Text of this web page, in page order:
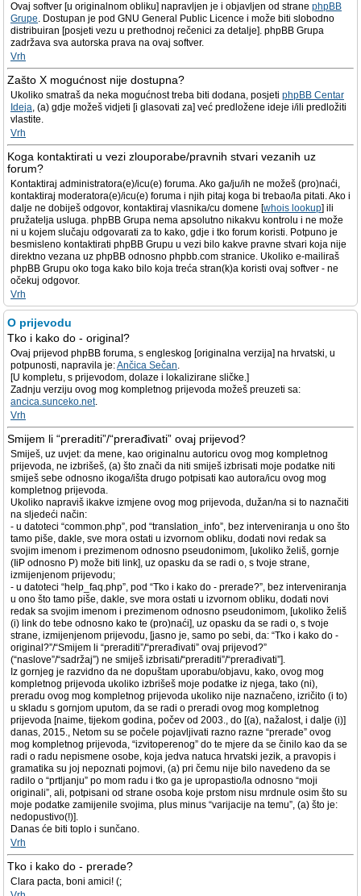
Ovaj softver [u originalnom obliku] napravljen je i objavljen od strane phpBB
Grupe. Dostupan je pod GNU General Public Licence i može biti slobodno
distribuiran [posjeti vezu u prethodnoj rečenici za detalje]. phpBB Grupa
zadržava sva autorska prava na ovaj softver.
Vrh
Zašto X mogućnost nije dostupna?
Ukoliko smatraš da neka mogućnost treba biti dodana, posjeti phpBB Centar
Ideja, (a) gdje možeš vidjeti [i glasovati za] već predložene ideje i/ili predložiti
vlastite.
Vrh
Koga kontaktirati u vezi zlouporabe/pravnih stvari vezanih uz
forum?
Kontaktiraj administratora(e)/icu(e) foruma. Ako ga/ju/ih ne možeš (pro)naći,
kontaktiraj moderatora(e)/icu(e) foruma i njih pitaj koga bi trebao/la pitati. Ako i
dalje ne dobiješ odgovor, kontaktiraj vlasnika/cu domene [whois lookup] ili
pružatelja usluga. phpBB Grupa nema apsolutno nikakvu kontrolu i ne može
ni u kojem slučaju odgovarati za to kako, gdje i tko forum koristi. Potpuno je
besmisleno kontaktirati phpBB Grupu u vezi bilo kakve pravne stvari koja nije
direktno vezana uz phpBB odnosno phpbb.com stranice. Ukoliko e-mailiraš
phpBB Grupu oko toga kako bilo koja treća stran(k)a koristi ovaj softver - ne
očekuj odgovor.
Vrh
O prijevodu
Tko i kako do - original?
Ovaj prijevod phpBB foruma, s engleskog [originalna verzija] na hrvatski, u
potpunosti, napravila je:Ančica Sečan.
[U kompletu, s prijevodom, dolaze i lokalizirane sličke.]
Zadnju verziju ovog mog kompletnog prijevoda možeš preuzeti sa:
ancica.sunceko.net.
Vrh
Smijem li “preraditi”/“prerađivati” ovaj prijevod?
Smiješ, uz uvjet: da mene, kao originalnu autoricu ovog mog kompletnog
prijevoda, ne izbrišeš, (a) što znači da niti smiješ izbrisati moje podatke niti
smiješ sebe odnosno ikoga/išta drugo potpisati kao autora/icu ovog mog
kompletnog prijevoda.
Ukoliko napraviš ikakve izmjene ovog mog prijevoda, dužan/na si to naznačiti
na sljedeći način:
- u datoteci “common.php”, pod “translation_info”, bez interveniranja u ono što
tamo piše, dakle, sve mora ostati u izvornom obliku, dodati novi redak sa
svojim imenom i prezimenom odnosno pseudonimom, [ukoliko želiš, gornje
(IiP odnosno P) može biti link], uz opasku da se radi o, s tvoje strane,
izmijenjenom prijevodu;
- u datoteci “help_faq.php”, pod “Tko i kako do - prerade?”, bez interveniranja
u ono što tamo piše, dakle, sve mora ostati u izvornom obliku, dodati novi
redak sa svojim imenom i prezimenom odnosno pseudonimom, [ukoliko želiš
(i) link do tebe odnosno kako te (pro)naći], uz opasku da se radi o, s tvoje
strane, izmijenjenom prijevodu, [jasno je, samo po sebi, da: “Tko i kako do -
original?”/“Smijem li “preraditi”/“prerađivati” ovaj prijevod?”
(“naslove”/“sadržaj”) ne smiješ izbrisati/“preraditi”/“prerađivati”].
Iz gornjeg je razvidno da ne dopuštam uporabu/objavu, kako, ovog mog
kompletnog prijevoda ukoliko izbrišeš moje podatke iz njega, tako (ni),
preradu ovog mog kompletnog prijevoda ukoliko nije naznačeno, izričito (i to)
u skladu s gornjom uputom, da se radi o preradi ovog mog kompletnog
prijevoda [naime, tijekom godina, počev od 2003., do [(a), nažalost, i dalje (i)]
danas, 2015., Netom su se počele pojavljivati razno razne “prerade” ovog
mog kompletnog prijevoda, “izvitoperenog” do te mjere da se činilo kao da se
radi o radu nepismene osobe, koja jedva natuca hrvatski jezik, a pravopis i
gramatika su joj nepoznati pojmovi, (a) pri čemu nije bilo navedeno da se
radilo o “prtljanju” po mom radu i tko ga je upropastio/la odnosno “moji
originali”, ali, potpisani od strane osoba koje prstom nisu mrdnule osim što su
moje podatke zamijenile svojima, plus minus “varijacije na temu”, (a) što je:
nedopustivo(!)].
Danas će biti toplo i sunčano.
Vrh
Tko i kako do - prerade?
Clara pacta, boni amici! (;